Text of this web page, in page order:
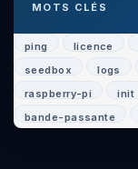
MOTS CLÉS
ping licence
seedbox
logs
raspberry-pi
init
bande-passante